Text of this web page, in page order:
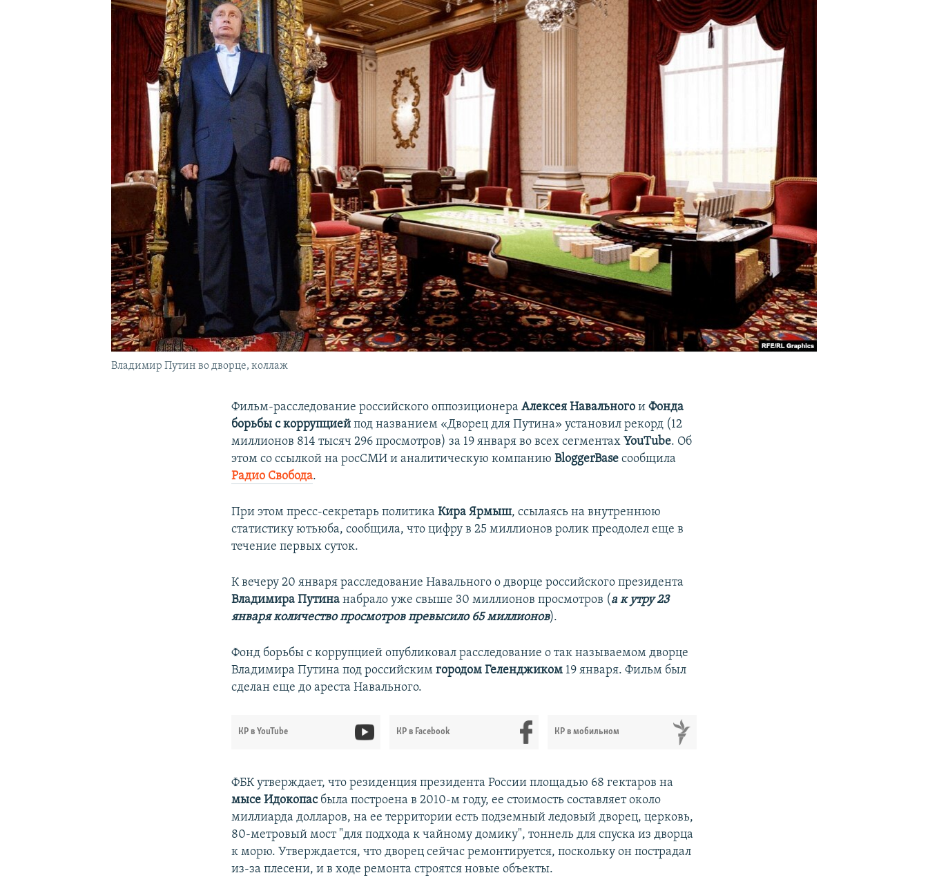
УКРАИНСКАЯ ПРОБЛЕМА КРЫМА
Владимир Путин во дворце, коллаж
Фильм-расследование российского оппозиционераАлексея Навального иФонда
борьбы с коррупцией под названием «Дворец для Путина» установил рекорд (12
миллионов 814 тысяч 296 просмотров) за 19 января во всех сегментахYouTube. Об
этом со ссылкой на росСМИ и аналитическую компаниюBloggerBase сообщила
Радио Свобода.
При этом пресс-секретарь политикаКира Ярмыш, ссылаясь на внутреннюю
статистику ютьюба, сообщила, что цифру в 25 миллионов ролик преодолел еще в
течение первых суток.
К вечеру 20 января расследование Навального о дворце российского президента
Владимира Путина набрало уже свыше 30 миллионов просмотров (а к утру 23
января количество просмотров превысило 65 миллионов).
Фонд борьбы с коррупцией опубликовал расследование о так называемом дворце
Владимира Путина под российскимгородом Геленджиком 19 января. Фильм был
сделан еще до ареста Навального.
КР в YouTube КР в Facebook КР в мобильном
ФБК утверждает, что резиденция президента России площадью 68 гектаров на
мысе Идокопас была построена в 2010-м году, ее стоимость составляет около
миллиарда долларов, на ее территории есть подземный ледовый дворец, церковь,
80-метровый мост "для подхода к чайному домику", тоннель для спуска из дворца
к морю. Утверждается, что дворец сейчас ремонтируется, поскольку он пострадал
из-за плесени, и в ходе ремонта строятся новые объекты.